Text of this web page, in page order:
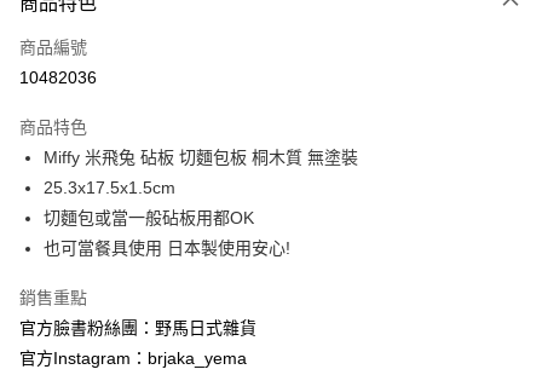
信用卡一次付款
信用卡分期付款
合作金庫商業銀行
華南商業銀行
彰化商業銀行
上海商業儲蓄銀行
國泰世華商業銀行
臺灣中小企業銀行
聯邦商業銀行
元大商業銀行
台新國際商業銀行
超商取貨付款
LINE Pay
Apple Pay
悠遊付
Google Pay
商品編號
10482036
商品特色
Miffy 米飛兔 砧板 切麵包板 桐木質 無塗裝
25.3x17.5x1.5cm
切麵包或當一般砧板用都OK
也可當餐具使用 日本製使用安心!
銷售重點
官方臉書粉絲團：野馬日式雜貨
官方Instagram：brjaka_yema